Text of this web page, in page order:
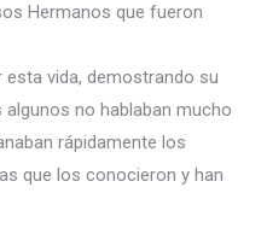
Hermanos que fueron
vida, demostrando su
algunos no hablaban mucho
rápidamente los
que los conocieron y han